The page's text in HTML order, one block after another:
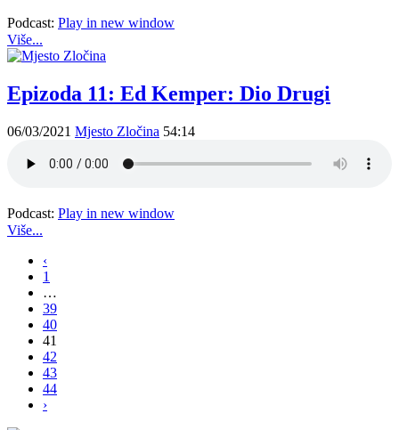
Podcast: Play in new window
Više...
Epizoda 11: Ed Kemper: Dio Drugi
06/03/2021 Mjesto Zločina 54:14
Podcast: Play in new window
Više...
‹
1
…
39
40
41
42
43
44
›